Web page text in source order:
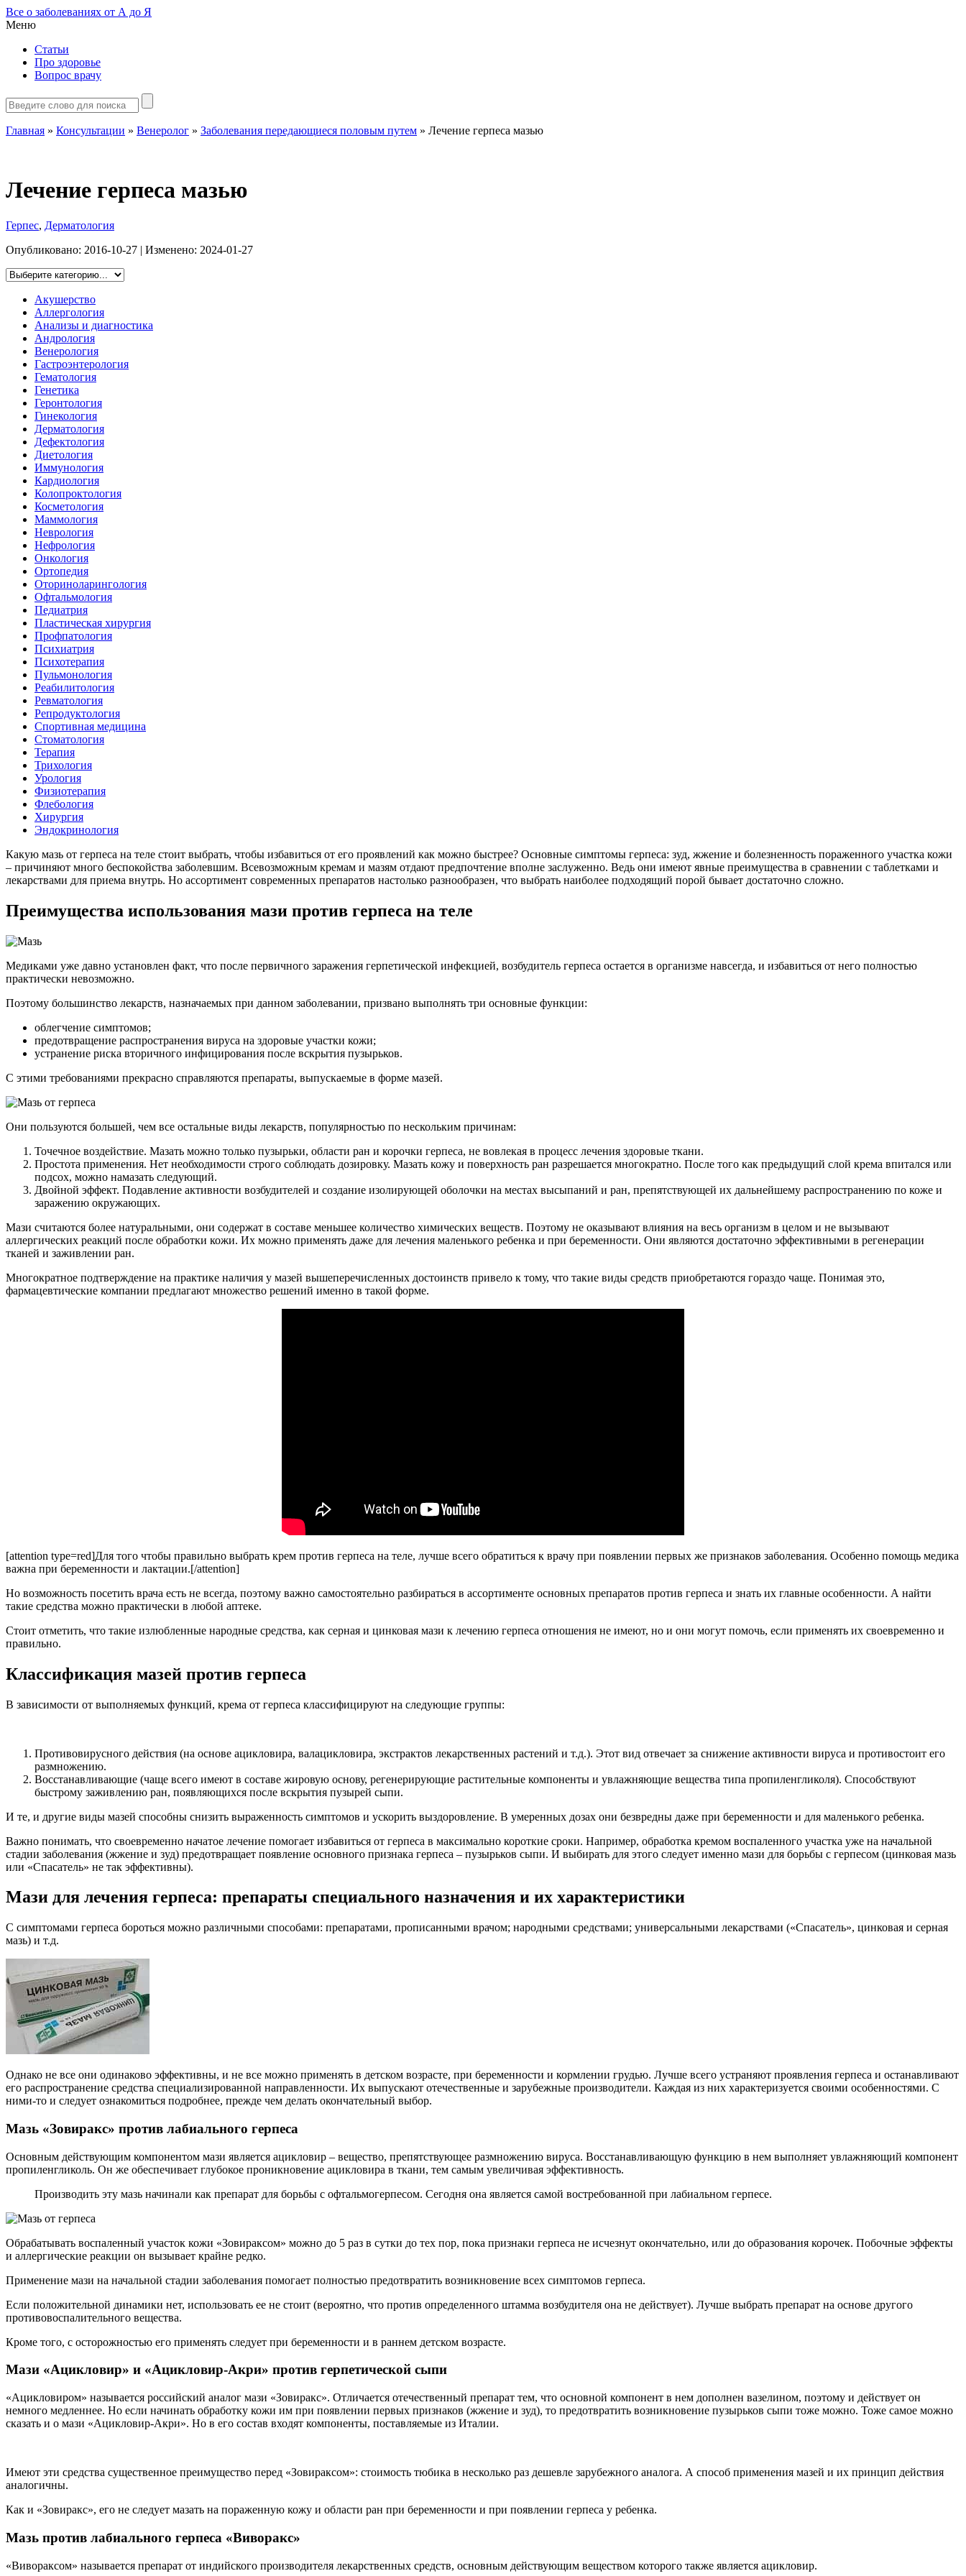
Все о заболеваниях от А до Я
Меню
Статьи
Про здоровье
Вопрос врачу
Главная » Консультации » Венеролог » Заболевания передающиеся половым путем » Лечение герпеса мазью
Лечение герпеса мазью
Герпес, Дерматология
Опубликовано: 2016-10-27 | Изменено: 2024-01-27
Акушерство
Аллергология
Анализы и диагностика
Андрология
Венерология
Гастроэнтерология
Гематология
Генетика
Геронтология
Гинекология
Дерматология
Дефектология
Диетология
Иммунология
Кардиология
Колопроктология
Косметология
Маммология
Неврология
Нефрология
Онкология
Ортопедия
Оториноларингология
Офтальмология
Педиатрия
Пластическая хирургия
Профпатология
Психиатрия
Психотерапия
Пульмонология
Реабилитология
Ревматология
Репродуктология
Спортивная медицина
Стоматология
Терапия
Трихология
Урология
Физиотерапия
Флебология
Хирургия
Эндокринология
Какую мазь от герпеса на теле стоит выбрать, чтобы избавиться от его проявлений как можно быстрее? Основные симптомы герпеса: зуд, жжение и болезненность пораженного участка кожи
– причиняют много беспокойства заболевшим. Всевозможным кремам и мазям отдают предпочтение вполне заслуженно. Ведь они имеют явные преимущества в сравнении с таблетками и
лекарствами для приема внутрь. Но ассортимент современных препаратов настолько разнообразен, что выбрать наиболее подходящий порой бывает достаточно сложно.
Преимущества использования мази против герпеса на теле
Медиками уже давно установлен факт, что после первичного заражения герпетической инфекцией, возбудитель герпеса остается в организме навсегда, и избавиться от него полностью
практически невозможно.
Поэтому большинство лекарств, назначаемых при данном заболевании, призвано выполнять три основные функции:
облегчение симптомов;
предотвращение распространения вируса на здоровые участки кожи;
устранение риска вторичного инфицирования после вскрытия пузырьков.
С этими требованиями прекрасно справляются препараты, выпускаемые в форме мазей.
Они пользуются большей, чем все остальные виды лекарств, популярностью по нескольким причинам:
Точечное воздействие. Мазать можно только пузырьки, области ран и корочки герпеса, не вовлекая в процесс лечения здоровые ткани.
Простота применения. Нет необходимости строго соблюдать дозировку. Мазать кожу и поверхность ран разрешается многократно. После того как предыдущий слой крема впитался или
подсох, можно намазать следующий.
Двойной эффект. Подавление активности возбудителей и создание изолирующей оболочки на местах высыпаний и ран, препятствующей их дальнейшему распространению по коже и
заражению окружающих.
Мази считаются более натуральными, они содержат в составе меньшее количество химических веществ. Поэтому не оказывают влияния на весь организм в целом и не вызывают
аллергических реакций после обработки кожи. Их можно применять даже для лечения маленького ребенка и при беременности. Они являются достаточно эффективными в регенерации
тканей и заживлении ран.
Многократное подтверждение на практике наличия у мазей вышеперечисленных достоинств привело к тому, что такие виды средств приобретаются гораздо чаще. Понимая это,
фармацевтические компании предлагают множество решений именно в такой форме.
[attention type=red]Для того чтобы правильно выбрать крем против герпеса на теле, лучше всего обратиться к врачу при появлении первых же признаков заболевания. Особенно помощь медика
важна при беременности и лактации.[/attention]
Но возможность посетить врача есть не всегда, поэтому важно самостоятельно разбираться в ассортименте основных препаратов против герпеса и знать их главные особенности. А найти
такие средства можно практически в любой аптеке.
Стоит отметить, что такие излюбленные народные средства, как серная и цинковая мази к лечению герпеса отношения не имеют, но и они могут помочь, если применять их своевременно и
правильно.
Классификация мазей против герпеса
В зависимости от выполняемых функций, крема от герпеса классифицируют на следующие группы:
Противовирусного действия (на основе ацикловира, валацикловира, экстрактов лекарственных растений и т.д.). Этот вид отвечает за снижение активности вируса и противостоит его
размножению.
Восстанавливающие (чаще всего имеют в составе жировую основу, регенерирующие растительные компоненты и увлажняющие вещества типа пропиленгликоля). Способствуют
быстрому заживлению ран, появляющихся после вскрытия пузырей сыпи.
И те, и другие виды мазей способны снизить выраженность симптомов и ускорить выздоровление. В умеренных дозах они безвредны даже при беременности и для маленького ребенка.
Важно понимать, что своевременно начатое лечение помогает избавиться от герпеса в максимально короткие сроки. Например, обработка кремом воспаленного участка уже на начальной
стадии заболевания (жжение и зуд) предотвращает появление основного признака герпеса – пузырьков сыпи. И выбирать для этого следует именно мази для борьбы с герпесом (цинковая мазь
или «Спасатель» не так эффективны).
Мази для лечения герпеса: препараты специального назначения и их характеристики
С симптомами герпеса бороться можно различными способами: препаратами, прописанными врачом; народными средствами; универсальными лекарствами («Спасатель», цинковая и серная
мазь) и т.д.
Однако не все они одинаково эффективны, и не все можно применять в детском возрасте, при беременности и кормлении грудью. Лучше всего устраняют проявления герпеса и останавливают
его распространение средства специализированной направленности. Их выпускают отечественные и зарубежные производители. Каждая из них характеризуется своими особенностями. С
ними-то и следует ознакомиться подробнее, прежде чем делать окончательный выбор.
Мазь «Зовиракс» против лабиального герпеса
Основным действующим компонентом мази является ацикловир – вещество, препятствующее размножению вируса. Восстанавливающую функцию в нем выполняет увлажняющий компонент
пропиленгликоль. Он же обеспечивает глубокое проникновение ацикловира в ткани, тем самым увеличивая эффективность.
Производить эту мазь начинали как препарат для борьбы с офтальмогерпесом. Сегодня она является самой востребованной при лабиальном герпесе.
Обрабатывать воспаленный участок кожи «Зовираксом» можно до 5 раз в сутки до тех пор, пока признаки герпеса не исчезнут окончательно, или до образования корочек. Побочные эффекты
и аллергические реакции он вызывает крайне редко.
Применение мази на начальной стадии заболевания помогает полностью предотвратить возникновение всех симптомов герпеса.
Если положительной динамики нет, использовать ее не стоит (вероятно, что против определенного штамма возбудителя она не действует). Лучше выбрать препарат на основе другого
противовоспалительного вещества.
Кроме того, с осторожностью его применять следует при беременности и в раннем детском возрасте.
Мази «Ацикловир» и «Ацикловир-Акри» против герпетической сыпи
«Ацикловиром» называется российский аналог мази «Зовиракс». Отличается отечественный препарат тем, что основной компонент в нем дополнен вазелином, поэтому и действует он
немного медленнее. Но если начинать обработку кожи им при появлении первых признаков (жжение и зуд), то предотвратить возникновение пузырьков сыпи тоже можно. Тоже самое можно
сказать и о мази «Ацикловир-Акри». Но в его состав входят компоненты, поставляемые из Италии.
Имеют эти средства существенное преимущество перед «Зовираксом»: стоимость тюбика в несколько раз дешевле зарубежного аналога. А способ применения мазей и их принцип действия
аналогичны.
Как и «Зовиракс», его не следует мазать на пораженную кожу и области ран при беременности и при появлении герпеса у ребенка.
Мазь против лабиального герпеса «Виворакс»
«Вивораксом» называется препарат от индийского производителя лекарственных средств, основным действующим веществом которого также является ацикловир.